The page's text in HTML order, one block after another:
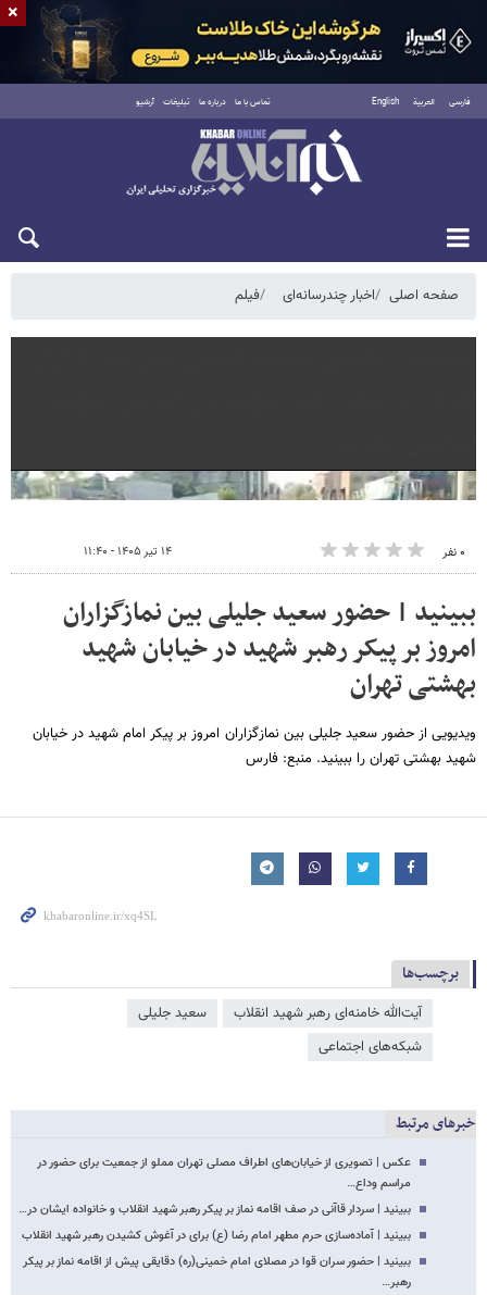
فارسی العربية English تماس با ما درباره ما تبلیغات آرشیو
دوشنبه ۱۹ مرداد ۱۴۰۵
صفحه اصلی اخبار چندرسانه‌ای فیلم
۰ نفر ۱۴ تیر ۱۴۰۵ - ۱۱:۴۰
ببینید | حضور سعید جلیلی بین نمازگزاران
امروز بر پیکر رهبر شهید در خیابان شهید
بهشتی تهران
ویدیویی از حضور سعید جلیلی بین نمازگزاران امروز بر پیکر امام شهید در خیابان
شهید بهشتی تهران را ببینید. منبع: فارس
برچسب‌ها
آیت‌الله خامنه‌ای رهبر شهید انقلاب
سعید جلیلی
شبکه‌‌های اجتماعی
خبرهای مرتبط
عکس | تصویری از خیابان‌های اطراف مصلی تهران مملو از جمعیت برای حضور در
مراسم وداع…
ببینید | سردار قاآنی در صف اقامه نماز بر پیکر رهبر شهید انقلاب و خانواده ایشان در…
ببینید | آماده‌سازی حرم مطهر امام رضا (ع) برای در آغوش کشیدن رهبر شهید انقلاب
ببینید | حضور سران قوا در مصلای امام خمینی(ره) دقایقی پیش از اقامه نماز بر پیکر
رهبر…
×